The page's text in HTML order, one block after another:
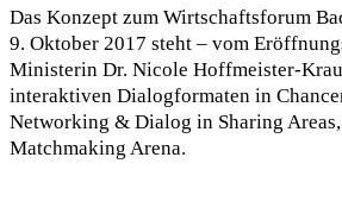
Das Konzept zum Wirtschaftsforum
9. Oktober 2017 steht – vom
Ministerin Dr. Nicole Hoffmeister-
interaktiven Dialogformaten in
Networking & Dialog in Sharing
Matchmaking Arena.